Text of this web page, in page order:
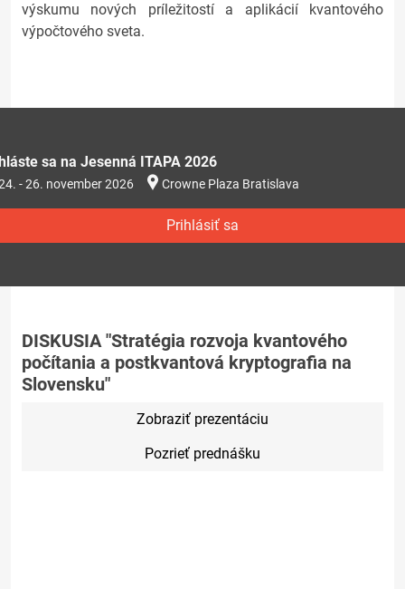
výskumu nových príležitostí a aplikácií kvantového
výpočtového sveta.
sa na Jesenná ITAPA 2026
- 26. november 2026 Crowne Plaza Bratislava
Prihlásiť sa
DISKUSIA "Stratégia rozvoja kvantového
počítania a postkvantová kryptografia na
Slovensku"
Zobraziť prezentáciu
Pozrieť prednášku